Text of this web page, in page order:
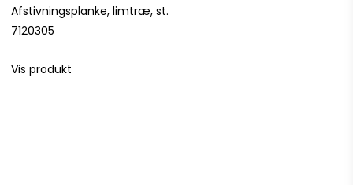
Afstivningsplanke, limtræ, st.
7120305
Vis produkt